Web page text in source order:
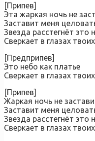
[Припев]
Эта жаркая ночь не
Заставит меня
Звезда расстегнёт это
Сверкает в глазах
[Предприпев]
Это небо как платье
Сверкает в глазах
[Припев]
Жаркая ночь не
Заставит меня
Звезда расстегнёт это
Сверкает в глазах